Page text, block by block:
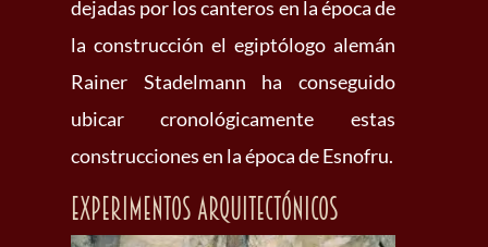
dejadas por los canteros en la época de
la construcción el egiptólogo alemán
Rainer Stadelmann ha conseguido
ubicar cronológicamente estas
construcciones en la época de Esnofru.
Experimentos arquitectónicos